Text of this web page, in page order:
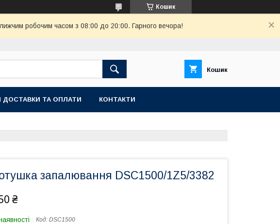
Кошик
робочим часом з 08:00 до 20:00. Гарного вечора!
Кошик
ДОСТАВКИ ТА ОПЛАТИ КОНТАКТИ
запалювання DSC1500/1Z5/3382
₴
Код: DSC1500